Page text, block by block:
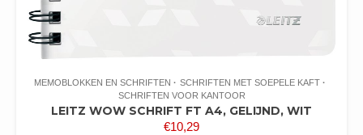
MEMOBLOKKEN EN SCHRIFTEN
SCHRIFTEN MET SOEPELE KAFT
SCHRIFTEN VOOR KANTOOR
LEITZ WOW SCHRIFT FT A4, GELIJND, WIT
€10,29